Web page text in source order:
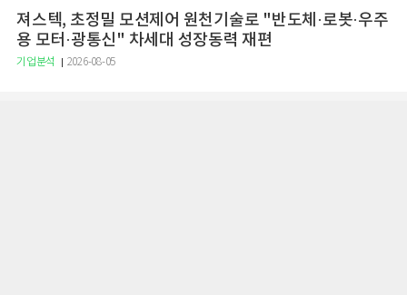
져스텍, 초정밀 모션제어 원천기술로 "반도체·로봇·우주
용 모터·광통신" 차세대 성장동력 재편
기업분석 2026-08-05